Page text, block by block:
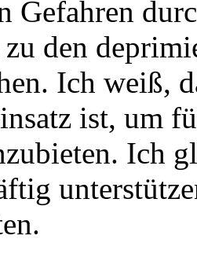
Gefahren
den
Ich weiß,
ist, um
Ich